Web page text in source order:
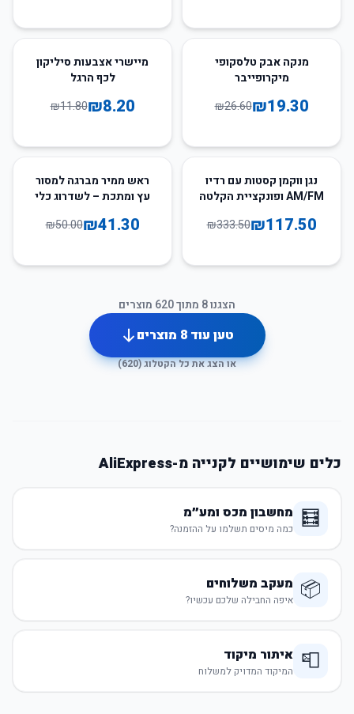
מנקה אבק טלסקופי
מיקרופייבר
₪19.30
₪26.60
31
מיישרי אצבעות סיליקון
לכף הרגל
₪8.20
₪11.80
65
נגן ווקמן קסטות עם רדיו
AM/FM ופונקציית הקלטה
חדשה
₪117.50
₪333.50
17
ראש ממיר מברגה למסור
עץ ומתכת – לשדרוג כלי
₪41.30
₪50.00
הצגנו8 מתוך620 מוצרים
טען עוד8 מוצרים
או הצג את כל הקטלוג (620
)
כלים שימושיים לקנייה מ-AliExpress
🧮 מחשבון מכס ומע״מ
כמה מיסים תשלמו על ההזמנה?
📦 מעקב משלוחים
איפה החבילה שלכם עכשיו?
📮 איתור מיקוד
המיקוד המדויק למשלוח